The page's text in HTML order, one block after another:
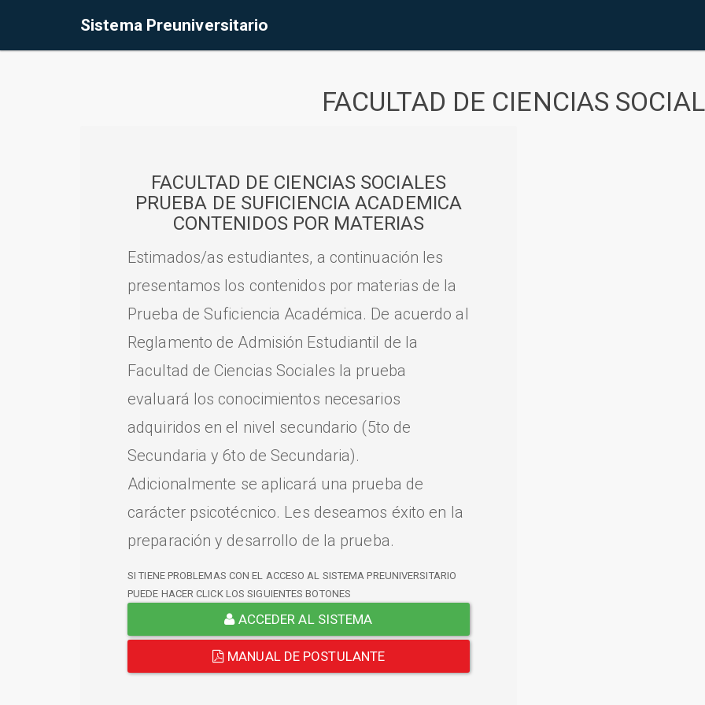
Sistema Preuniversitario
FACULTAD DE CIENCIAS
FACULTAD DE CIENCIAS SOCIALES
PRUEBA DE SUFICIENCIA ACADEMICA
CONTENIDOS POR MATERIAS
Estimados/as estudiantes, a continuación les
presentamos los contenidos por materias de la
Prueba de Suficiencia Académica. De acuerdo al
Reglamento de Admisión Estudiantil de la
Facultad de Ciencias Sociales la prueba
evaluará los conocimientos necesarios
adquiridos en el nivel secundario (5to de
Secundaria y 6to de Secundaria).
Adicionalmente se aplicará una prueba de
carácter psicotécnico. Les deseamos éxito en la
preparación y desarrollo de la prueba.
SI TIENE PROBLEMAS CON EL ACCESO AL SISTEMA PREUNIVERSITARIO
PUEDE HACER CLICK LOS SIGUIENTES BOTONES
ACCEDER AL SISTEMA
MANUAL DE POSTULANTE